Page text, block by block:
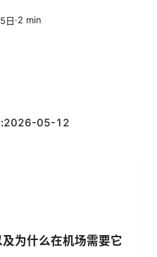
日·2 min
2026-05-12
为什么在机场需要它